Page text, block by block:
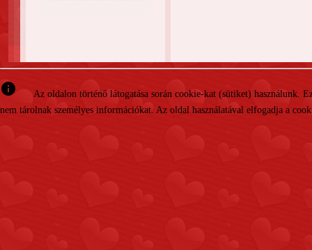
info
Az oldalon történő látogatása során cookie-kat (sütiket)
nem tárolnak személyes információkat. Az oldal használatával elfogadja a